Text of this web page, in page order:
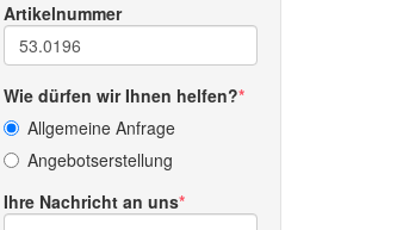
Artikelnummer
Wie dürfen wir Ihnen helfen?
Allgemeine Anfrage
Angebotserstellung
Ihre Nachricht an uns